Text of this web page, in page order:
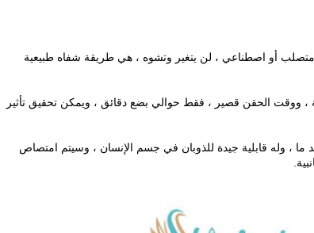
متصلب أو اصطناعي ، لن يتغير وتشوه ، هي طريقة شفاه طبيعية
ووقت الحقن قصير ، فقط حوالي بضع دقائق ، ويمكن تحقيق تأثير
ما ، وله قابلية جيدة للذوبان في جسم الإنسان ، وسيتم امتصاص